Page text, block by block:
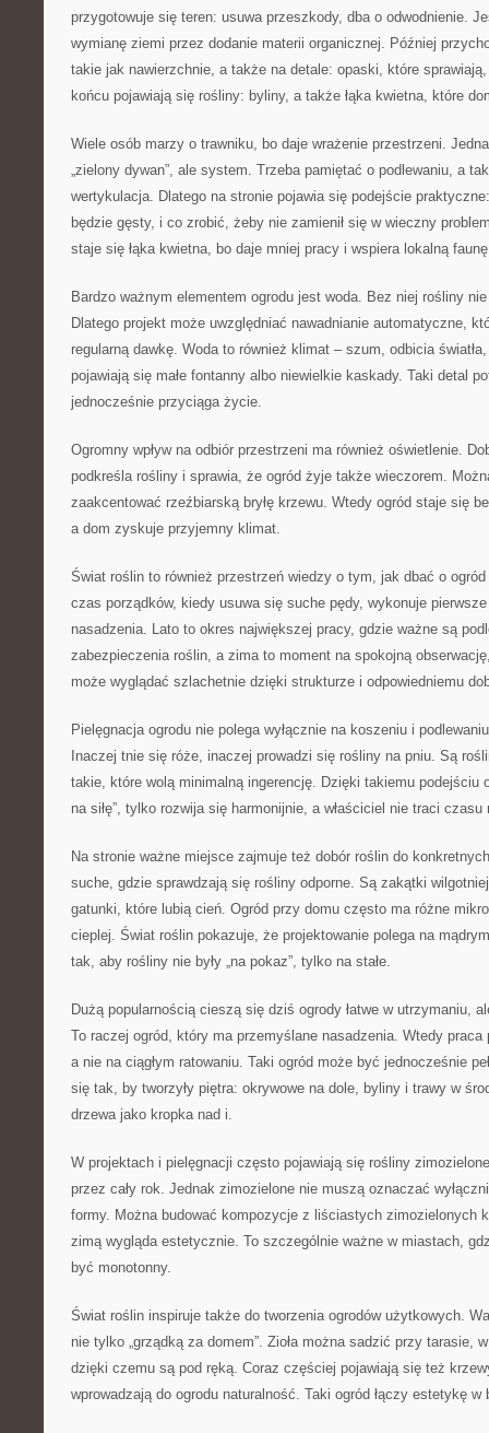
przygotowuje się teren: usuwa przeszkody, dba o odwodnienie.
wymianę ziemi przez dodanie materii organicznej. Później
takie jak nawierzchnie, a także na detale: opaski, które
końcu pojawiają się rośliny: byliny, a także łąka kwietna, które
Wiele osób marzy o trawniku, bo daje wrażenie przestrzeni.
„zielony dywan”, ale system. Trzeba pamiętać o podlewaniu, a
wertykulacja. Dlatego na stronie pojawia się podejście
będzie gęsty, i co zrobić, żeby nie zamienił się w wieczny
staje się łąka kwietna, bo daje mniej pracy i wspiera lokalną
Bardzo ważnym elementem ogrodu jest woda. Bez niej rośliny
Dlatego projekt może uwzględniać nawadnianie automatyczne,
regularną dawkę. Woda to również klimat – szum, odbicia
pojawiają się małe fontanny albo niewielkie kaskady. Taki detal
jednocześnie przyciąga życie.
Ogromny wpływ na odbiór przestrzeni ma również oświetlenie.
podkreśla rośliny i sprawia, że ogród żyje także wieczorem.
zaakcentować rzeźbiarską bryłę krzewu. Wtedy ogród staje się
a dom zyskuje przyjemny klimat.
Świat roślin to również przestrzeń wiedzy o tym, jak dbać o
czas porządków, kiedy usuwa się suche pędy, wykonuje
nasadzenia. Lato to okres największej pracy, gdzie ważne są
zabezpieczenia roślin, a zima to moment na spokojną
może wyglądać szlachetnie dzięki strukturze i odpowiedniemu
Pielęgnacja ogrodu nie polega wyłącznie na koszeniu i
Inaczej tnie się róże, inaczej prowadzi się rośliny na pniu. Są
takie, które wolą minimalną ingerencję. Dzięki takiemu podejściu
na siłę”, tylko rozwija się harmonijnie, a właściciel nie traci czasu
Na stronie ważne miejsce zajmuje też dobór roślin do
suche, gdzie sprawdzają się rośliny odporne. Są zakątki
gatunki, które lubią cień. Ogród przy domu często ma różne
cieplej. Świat roślin pokazuje, że projektowanie polega na
tak, aby rośliny nie były „na pokaz”, tylko na stałe.
Dużą popularnością cieszą się dziś ogrody łatwe w utrzymaniu,
To raczej ogród, który ma przemyślane nasadzenia. Wtedy praca
a nie na ciągłym ratowaniu. Taki ogród może być jednocześnie
się tak, by tworzyły piętra: okrywowe na dole, byliny i trawy w
drzewa jako kropka nad i.
W projektach i pielęgnacji często pojawiają się rośliny
przez cały rok. Jednak zimozielone nie muszą oznaczać
formy. Można budować kompozycje z liściastych zimozielonych
zimą wygląda estetycznie. To szczególnie ważne w miastach,
być monotonny.
Świat roślin inspiruje także do tworzenia ogrodów użytkowych.
nie tylko „grządką za domem”. Zioła można sadzić przy tarasie,
dzięki czemu są pod ręką. Coraz częściej pojawiają się też
wprowadzają do ogrodu naturalność. Taki ogród łączy estetykę